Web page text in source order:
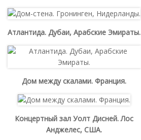
Атлантида. Дубаи, Арабские Эмираты.
Дом между скалами. Франция.
Концертный зал Уолт Дисней. Лос
Анджелес, США.